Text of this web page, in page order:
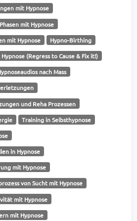
mit Hypnose
mit Hypnose
mit Hypnose Hypno-Birthing
(Regress to Cause & Fix it!)
nach Mass
und Reha Prozessen
Training in Selbsthypnose
in Hypnose
mit Hypnose
von Sucht mit Hypnose
mit Hypnose
mit Hypnose